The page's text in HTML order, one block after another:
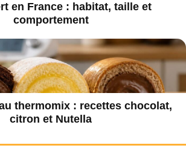
en France : habitat, taille et
comportement
thermomix : recettes chocolat,
citron et Nutella